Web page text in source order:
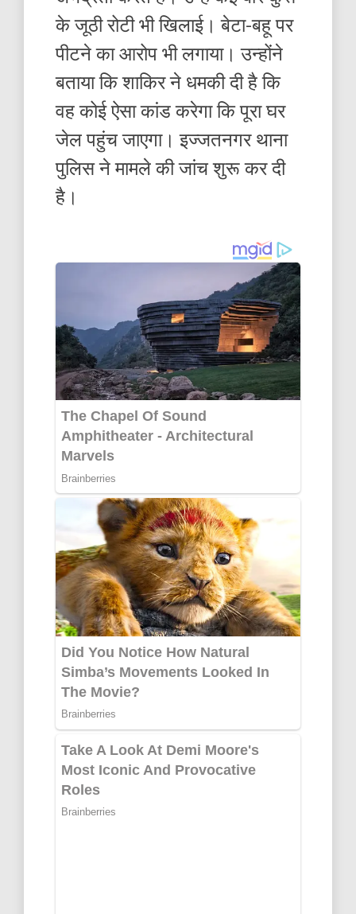
के जूठी रोटी भी खिलाई। बेटा-बहू पर
पीटने का आरोप भी लगाया। उन्होंने
बताया कि शाकिर ने धमकी दी है कि
वह कोई ऐसा कांड करेगा कि पूरा घर
जेल पहुंच जाएगा। इज्जतनगर थाना
पुलिस ने मामले की जांच शुरू कर दी
है।